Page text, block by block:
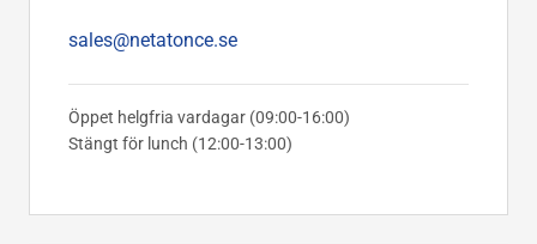
sales@netatonce.se
Öppet helgfria vardagar (09:00-16:00)
Stängt för lunch (12:00-13:00)